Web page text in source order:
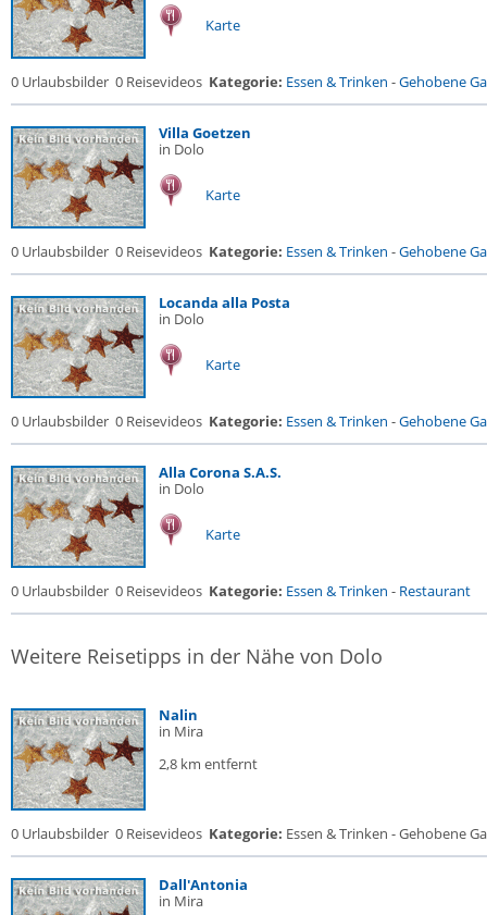
Karte
0 Urlaubsbilder 0 Reisevideos Kategorie: Essen & Trinken -Gehobene
Villa Goetzen
in Dolo
Karte
0 Urlaubsbilder 0 Reisevideos Kategorie: Essen & Trinken -Gehobene
Locanda alla Posta
in Dolo
Karte
0 Urlaubsbilder 0 Reisevideos Kategorie: Essen & Trinken -Gehobene
Alla Corona S.A.S.
in Dolo
Karte
0 Urlaubsbilder 0 Reisevideos Kategorie: Essen & Trinken - Restaurant
Weitere Reisetipps in der Nähe von Dolo
Nalin
in Mira
2,8 km entfernt
0 Urlaubsbilder 0 Reisevideos Kategorie: Essen & Trinken - Gehobene
Dall'Antonia
in Mira